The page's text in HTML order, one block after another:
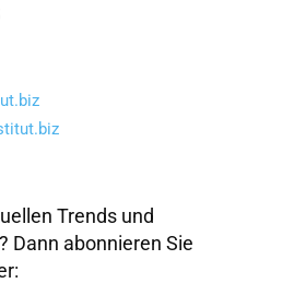
Trends und
Dann abonnieren Sie